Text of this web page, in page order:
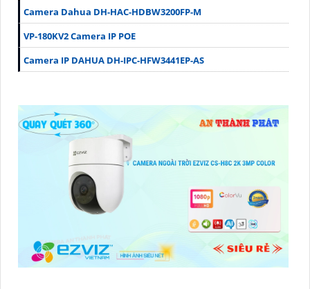
Camera Dahua DH-HAC-HDBW3200FP-M
VP-180KV2 Camera IP POE
Camera IP DAHUA DH-IPC-HFW3441EP-AS